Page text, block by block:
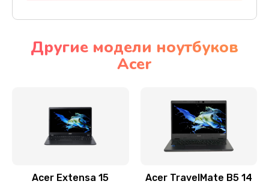
Настройка BIOS
Замена видеочипа
Заказать
Другие модели ноутбуков
Acer
Acer Extensa 15 Acer TravelMate B5 14